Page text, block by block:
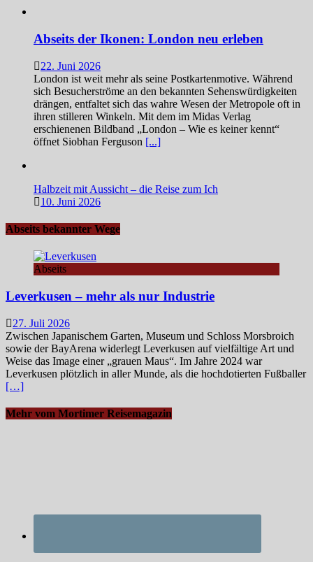
Abseits der Ikonen: London neu erleben
22. Juni 2026
London ist weit mehr als seine Postkartenmotive. Während
sich Besucherströme an den bekannten Sehenswürdigkeiten
drängen, entfaltet sich das wahre Wesen der Metropole oft in
ihren stilleren Winkeln. Mit dem im Midas Verlag
erschienenen Bildband „London – Wie es keiner kennt“
öffnet Siobhan Ferguson [...]
Halbzeit mit Aussicht – die Reise zum Ich
10. Juni 2026
Abseits bekannter Wege
Abseits
Leverkusen – mehr als nur Industrie
27. Juli 2026
Zwischen Japanischem Garten, Museum und Schloss Morsbroich
sowie der BayArena widerlegt Leverkusen auf vielfältige Art und
Weise das Image einer „grauen Maus“. Im Jahre 2024 war
Leverkusen plötzlich in aller Munde, als die hochdotierten Fußballer
[…]
Mehr vom Mortimer Reisemagazin